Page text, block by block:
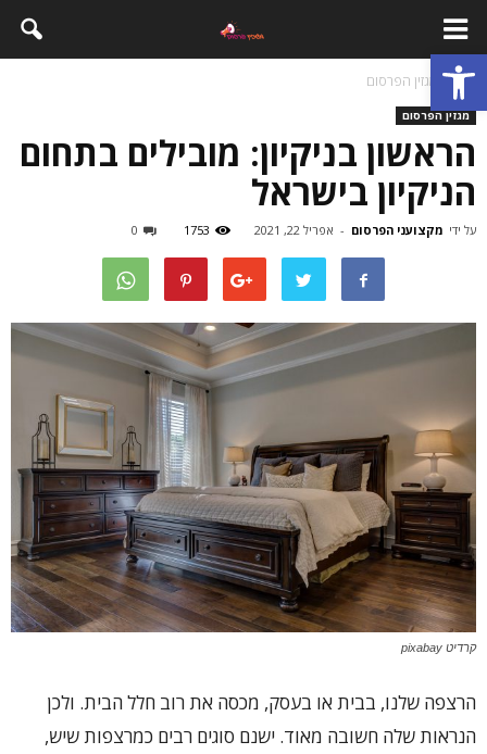
פתח סרגל נגישות
בית מגזין הפרסום
מגזין הפרסום
הראשון בניקיון: מובילים בתחום
הניקיון בישראל
על ידי מקצועני הפרסום - אפריל 22, 2021 1753
0
קרדיט pixabay
הרצפה שלנו, בבית או בעסק, מכסה את רוב חלל הבית. ולכן
הנראות שלה חשובה מאוד. ישנם סוגים רבים כמרצפות שיש,